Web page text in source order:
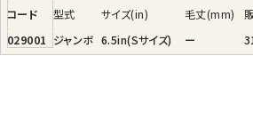
スイートス
ローラー
コード 型式 サイズ(in) 毛丈(mm)
029001 ジャンボ 6.5in(Sサイズ) ー